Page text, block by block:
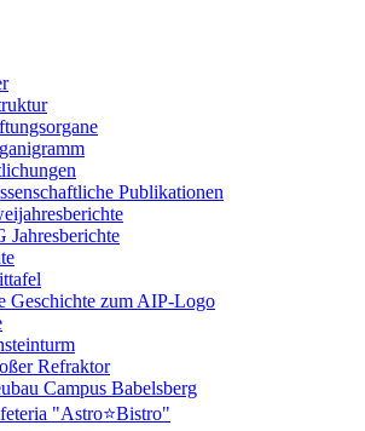
Publikationen
Jahresberichte
Geschichte zum AIP-Logo
Refraktor
Campus Babelsberg
"Astro⭐Bistro"